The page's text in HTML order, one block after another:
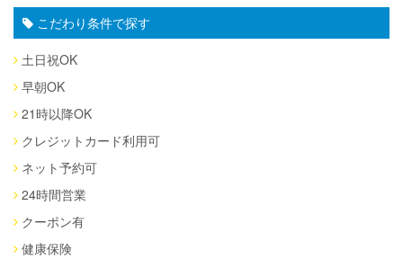
こだわり条件で探す
土日祝OK
早朝OK
21時以降OK
クレジットカード利用可
ネット予約可
24時間営業
クーポン有
健康保険